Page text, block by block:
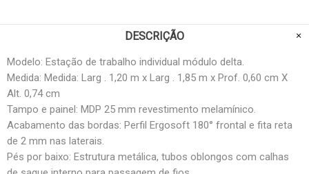
DESCRIÇÃO
Modelo: Estação de trabalho individual módulo delta.
Medida: Medida: Larg . 1,20 m x Larg . 1,85 m x Prof. 0,60 cm X
Alt. 0,74 cm
Tampo e painel: MDP 25 mm revestimento melamínico.
Acabamento das bordas: Perfil Ergosoft 180° frontal e fita reta
de 2 mm nas laterais.
Pés por baixo: Estrutura metálica, tubos oblongos com calhas